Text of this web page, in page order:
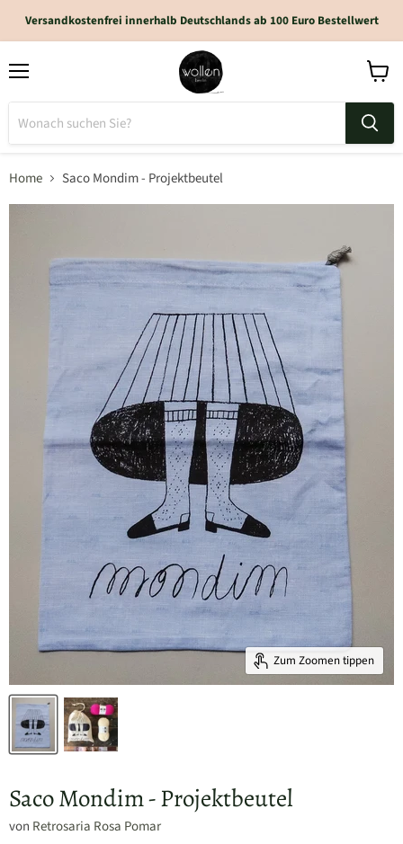
Versandkostenfrei innerhalb Deutschlands ab 100 Euro Bestellwert
Home Saco Mondim - Projektbeutel
Zum Zoomen tippen
Saco Mondim - Projektbeutel
von Retrosaria Rosa Pomar